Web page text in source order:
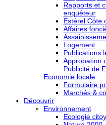
Rapports et
enquêteur
Estérel Côte
Affaires
Logement
Publications
Approbation
Publicité de
Economie locale
Formulaire
Marchés &
Découvrir
Environnement
Ecologie